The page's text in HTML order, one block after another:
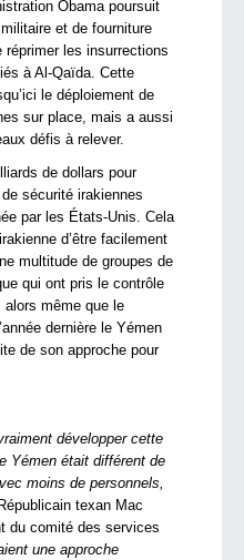
Obama poursuit
et de fourniture
réprimer les insurrections
à Al-Qaïda. Cette
le déploiement de
sur place, mais a aussi
défis à relever.
de dollars pour
sécurité irakiennes
par les États-Unis. Cela
d’être facilement
multitude de groupes de
qui ont pris le contrôle
alors même que le
dernière le Yémen
de son approche pour
développer cette
Yémen était différent de
moins de personnels,
texan Mac
du comité des services
une approche